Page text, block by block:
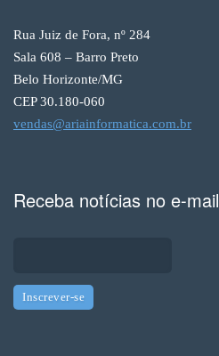
Rua Juiz de Fora, nº 284
Sala 608 – Barro Preto
Belo Horizonte/MG
CEP 30.180-060
vendas@ariainformatica.com.br
Receba notícias no e-mail